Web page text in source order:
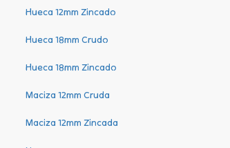
Hueca 12mm Zincado
Hueca 18mm Crudo
Hueca 18mm Zincado
Maciza 12mm Cruda
Maciza 12mm Zincada